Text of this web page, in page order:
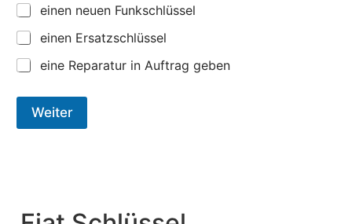
einen neuen Funkschlüssel
einen Ersatzschlüssel
eine Reparatur in Auftrag geben
Weiter